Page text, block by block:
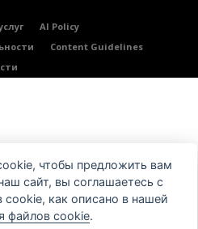
AI Policy
Content Guidelines
чтобы предложить вам
сайт, вы соглашаетесь с
cookie, как описано в нашей
файлов cookie.